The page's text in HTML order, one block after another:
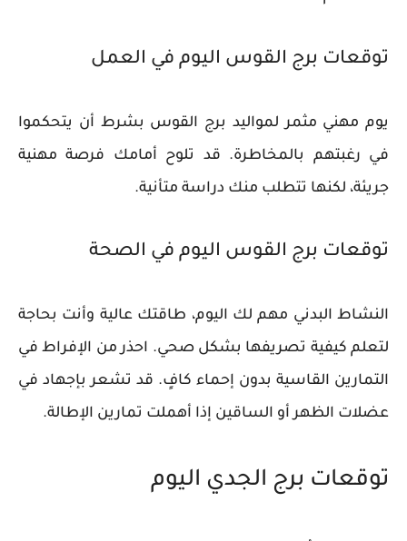
توقعات برج القوس اليوم في العمل
يوم مهني مثمر لمواليد برج القوس بشرط أن يتحكموا
في رغبتهم بالمخاطرة. قد تلوح أمامك فرصة مهنية
جريئة، لكنها تتطلب منك دراسة متأنية.
توقعات برج القوس اليوم في الصحة
النشاط البدني مهم لك اليوم، طاقتك عالية وأنت بحاجة
لتعلم كيفية تصريفها بشكل صحي. احذر من الإفراط في
التمارين القاسية بدون إحماء كافٍ. قد تشعر بإجهاد في
عضلات الظهر أو الساقين إذا أهملت تمارين الإطالة.
توقعات برج الجدي اليوم